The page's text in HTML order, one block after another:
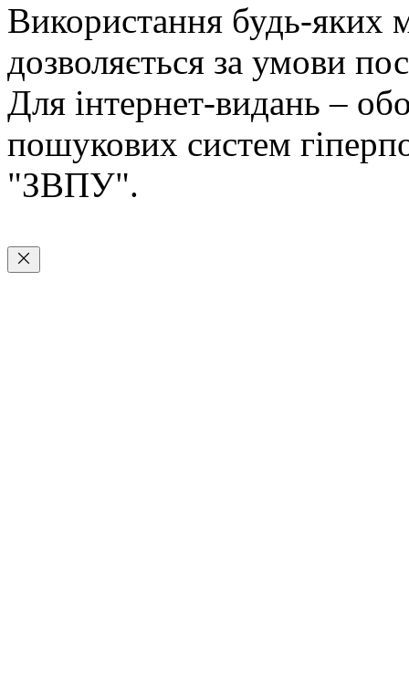
Використання будь-яких
дозволяється за умови
Для інтернет-видань –
пошукових систем
"ЗВПУ".